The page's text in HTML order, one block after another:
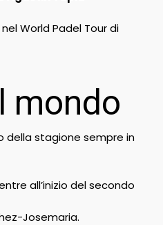
World Padel Tour di
mondo
della stagione sempre in
all’inizio del secondo
Josemaria.